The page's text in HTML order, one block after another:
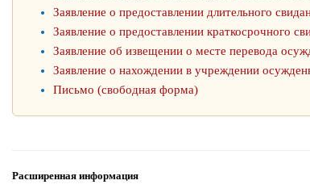
Заявление о предоставлении длительного
Заявление о предоставлении краткосрочного
Заявление об извещении о месте перевода
Заявление о нахождении в учреждении
Письмо (свободная форма)
Расширенная информация